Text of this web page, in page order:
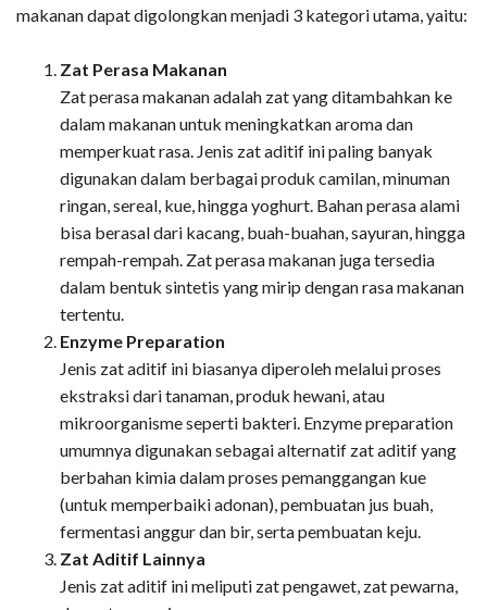
makanan dapat digolongkan menjadi 3 kategori utama, yaitu:
Zat Perasa Makanan
Zat perasa makanan adalah zat yang ditambahkan ke
dalam makanan untuk meningkatkan aroma dan
memperkuat rasa. Jenis zat aditif ini paling banyak
digunakan dalam berbagai produk camilan, minuman
ringan, sereal, kue, hingga yoghurt. Bahan perasa alami
bisa berasal dari kacang, buah-buahan, sayuran, hingga
rempah-rempah. Zat perasa makanan juga tersedia
dalam bentuk sintetis yang mirip dengan rasa makanan
tertentu.
Enzyme Preparation
Jenis zat aditif ini biasanya diperoleh melalui proses
ekstraksi dari tanaman, produk hewani, atau
mikroorganisme seperti bakteri. Enzyme preparation
umumnya digunakan sebagai alternatif zat aditif yang
berbahan kimia dalam proses pemanggangan kue
(untuk memperbaiki adonan), pembuatan jus buah,
fermentasi anggur dan bir, serta pembuatan keju.
Zat Aditif Lainnya
Jenis zat aditif ini meliputi zat pengawet, zat pewarna,